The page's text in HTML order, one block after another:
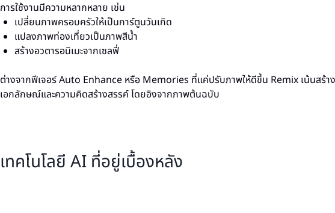
การใช้งานมีความหลากหลาย เช่น
เปลี่ยนภาพครอบครัวให้เป็นการ์ตูนวันเกิด
แปลงภาพท่องเที่ยวเป็นภาพสีน้ำ
สร้างอวตารอนิเมะจากเซลฟี่
ต่างจากฟีเจอร์ Auto Enhance หรือ Memories ที่แค่ปรับภาพให้ดีขึ้น Remix เน้นสร้า
เอกลักษณ์และความคิดสร้างสรรค์ โดยอิงจากภาพต้นฉบับ
เทคโนโลยี AI ที่อยู่เบื้องหลัง